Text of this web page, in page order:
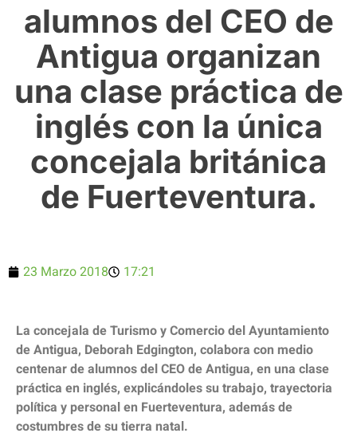
alumnos del CEO de
Antigua organizan
una clase práctica de
inglés con la única
concejala británica
de Fuerteventura.
23 Marzo 2018 17:21
La concejala de Turismo y Comercio del Ayuntamiento
de Antigua, Deborah Edgington, colabora con medio
centenar de alumnos del CEO de Antigua, en una clase
práctica en inglés, explicándoles su trabajo, trayectoria
política y personal en Fuerteventura, además de
costumbres de su tierra natal.